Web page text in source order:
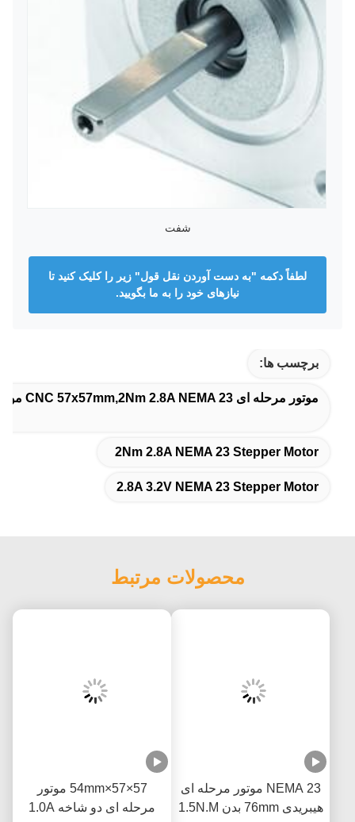
شفت
لطفاً دکمه "به دست آوردن نقل قول" زیر را کلیک کنید تا
نیازهای خود را به ما بگویید.
برچسب ها:
موتور مرحله ای CNC 57x57mm,2Nm 2.8A NEMA 23 موتور مرحله ای,2.8A 3.2V NEMA 23 موتور مرحله ای
2Nm 2.8A NEMA 23 Stepper Motor
2.8A 3.2V NEMA 23 Stepper Motor
محصولات مرتبط
NEMA 23 موتور مرحله ای
هیبریدی 76mm بدن 1.5N.M
57×57×54mm موتور
مرحله ای دو شاخه 1.0A